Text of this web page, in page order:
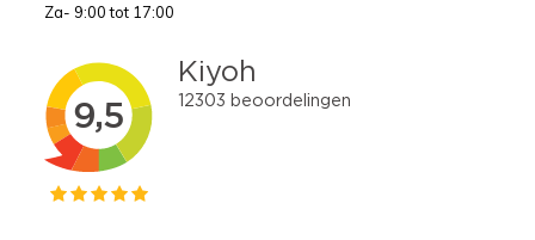
Za- 9:00 tot 17:00